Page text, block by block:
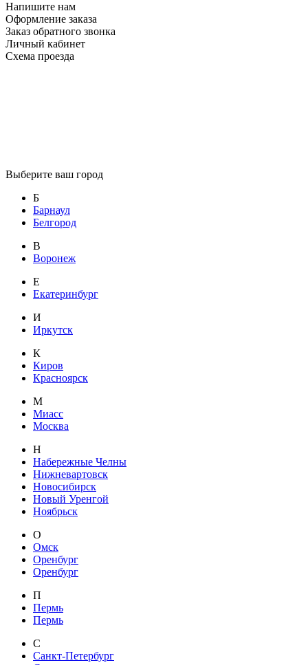
Напишите нам
Оформление заказа
Заказ обратного звонка
Личный кабинет
Схема проезда
Выберите ваш город
Б
Барнаул
Белгород
В
Воронеж
Е
Екатеринбург
И
Иркутск
К
Киров
Красноярск
М
Миасс
Москва
Н
Набережные Челны
Нижневартовск
Новосибирск
Новый Уренгой
Ноябрьск
О
Омск
Оренбург
Оренбург
П
Пермь
Пермь
С
Санкт-Петербург